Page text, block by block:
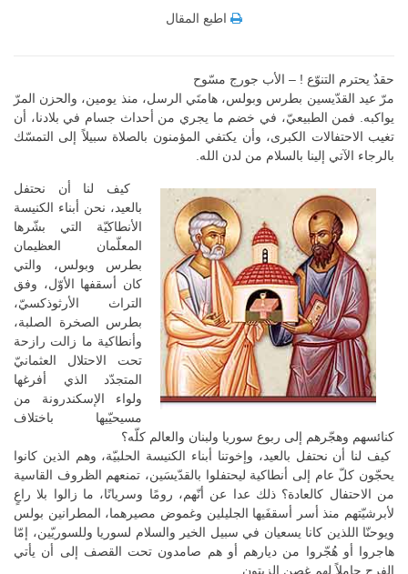
اطبع المقال
حقدٌ يحترم التنوّع ! – الأب جورج مسّوح
مرّ عيد القدّيسين بطرس وبولس، هامتَي الرسل، منذ يومين، والحزن المرّ
يواكبه. فمن الطبيعيّ، في خضم ما يجري من أحداث جسام في بلادنا، أن
تغيب الاحتفالات الكبرى، وأن يكتفي المؤمنون بالصلاة سبيلاً إلى التمسّك
بالرجاء الآتي إلينا بالسلام من لدن الله.
كيف لنا أن نحتفل
بالعيد، نحن أبناء الكنيسة
الأنطاكيّة التي بشّرها
المعلّمان العظيمان
بطرس وبولس، والتي
كان أسقفها الأوّل، وفق
التراث الأرثوذكسيّ،
بطرس الصخرة الصلبة،
وأنطاكية ما زالت رازحة
تحت الاحتلال العثمانيّ
المتجدّد الذي أفرغها
ولواء الإسكندرونة من
مسيحيّيها باختلاف
كنائسهم وهجّرهم إلى ربوع سوريا ولبنان والعالم كلّه؟
كيف لنا أن نحتفل بالعيد، وإخوتنا أبناء الكنيسة الحلبيّة، وهم الذين كانوا
يحجّون كلّ عام إلى أنطاكية ليحتفلوا بالقدّيسَين، تمنعهم الظروف القاسية
من الاحتفال كالعادة؟ ذلك عدا عن أنّهم، رومًا وسريانًا، ما زالوا بلا راعٍ
لأبرشيّتهم منذ أسر أسقفَيها الجليلين وغموض مصيرهما، المطرانين بولس
ويوحنّا اللذين كانا يسعيان في سبيل الخير والسلام لسوريا وللسوريّين، إمّا
هاجروا أو هُجّروا من ديارهم أو هم صامدون تحت القصف إلى أن يأتي
الفرج حاملاً لهم غصن الزيتون.